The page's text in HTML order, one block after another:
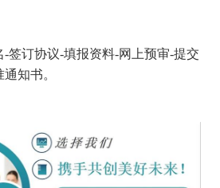
签订协议-填报资料-网上预审-提交
知书。